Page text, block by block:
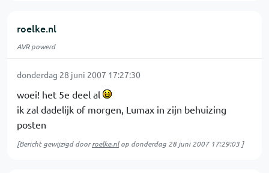
roelke.nl
AVR powerd
donderdag 28 juni 2007 17:27:30
woei! het 5e deel al
ik zal dadelijk of morgen, Lumax in zijn behuizing
posten
[Bericht gewijzigd doorroelke.nlop donderdag 28 juni 2007 17:29:03 ]